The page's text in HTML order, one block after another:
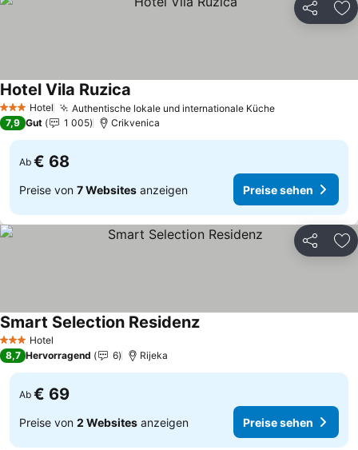
Teilen
3 SterneHotel Authentische lokale und internationale Küche
Hotel Vila Ruzica
7,9 Gut 1 005 Crikvenica
Ab € 68
Preise von 7 Websites anzeigen Preise sehen
Teilen
3 SterneHotel
Smart Selection Residenz
8,7 Hervorragend 6 Rijeka
Ab € 69
Preise von 2 Websites anzeigen Preise sehen